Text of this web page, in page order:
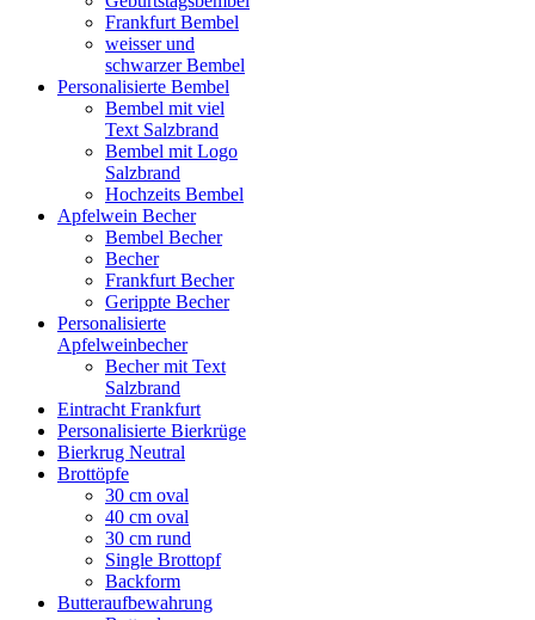
Frankfurt Bembel
weisser und
schwarzer Bembel
Personalisierte Bembel
Bembel mit viel
Text Salzbrand
Bembel mit Logo
Salzbrand
Hochzeits Bembel
Apfelwein Becher
Bembel Becher
Becher
Frankfurt Becher
Gerippte Becher
Personalisierte
Apfelweinbecher
Becher mit Text
Salzbrand
Eintracht Frankfurt
Personalisierte Bierkrüge
Bierkrug Neutral
Brottöpfe
30 cm oval
40 cm oval
30 cm rund
Single Brottopf
Backform
Butteraufbewahrung